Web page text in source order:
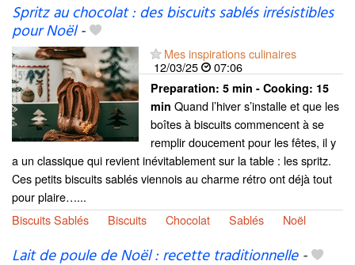
Spritz au chocolat : des biscuits sablés irrésistibles
pour Noël-
Mes inspirations culinaires
12/03/25
07:06
Preparation: 5 min - Cooking: 15
min Quand l’hiver s’installe et que les
boîtes à biscuits commencent à se
remplir doucement pour les fêtes, il y
a un classique qui revient inévitablement sur la table : les spritz.
Ces petits biscuits sablés viennois au charme rétro ont déjà tout
pour plaire…...
Biscuits Sablés
Biscuits Chocolat Sablés Noël
Lait de poule de Noël : recette traditionnelle-